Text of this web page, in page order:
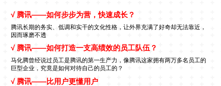
√ 腾讯——如何步步为营，快速成长？
腾讯长期的务实、低调和实干的文化性格，让外界充满了好奇却无法靠近，
因而琢磨不透
√ 腾讯——如何打造一支高绩效的员工队伍？
马化腾曾经说过员工是腾讯的第一生产力，像腾讯这家拥有两万多名员工的
巨型企业，究竟是如何对待自己的员工的？
√ 腾讯——比用户更懂用户